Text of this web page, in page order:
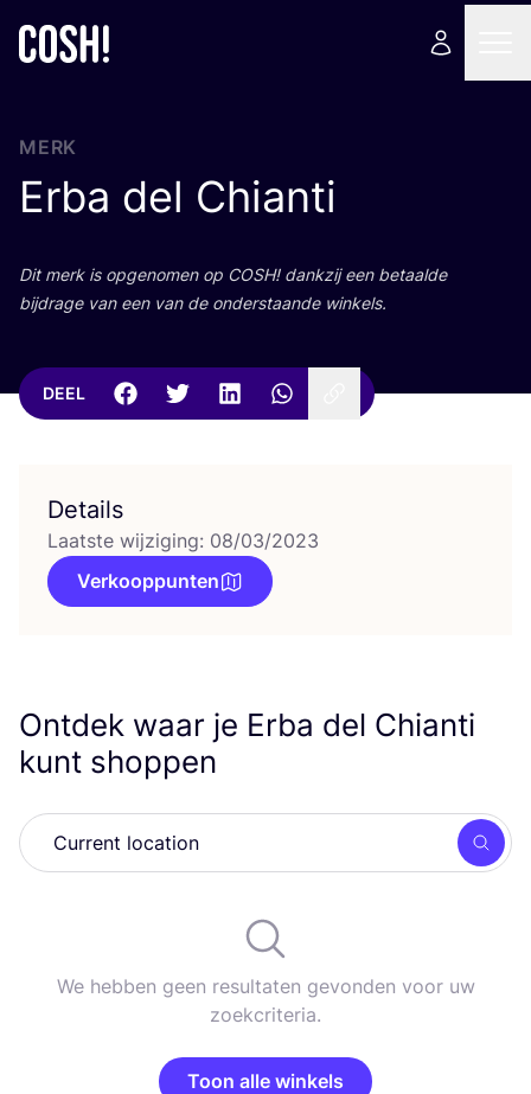
MERK
Erba del Chianti
Dit merk is opge­no­men op COSH! dank­zij een betaal­de
bij­dra­ge van een van de onder­staan­de winkels.
DEEL
Details
Laatste wijziging: 08/03/2023
Verkooppunten
Ontdek waar je Erba del Chianti
kunt shoppen
Zoek
We hebben geen resultaten gevonden voor uw
zoekcriteria.
Toon alle winkels